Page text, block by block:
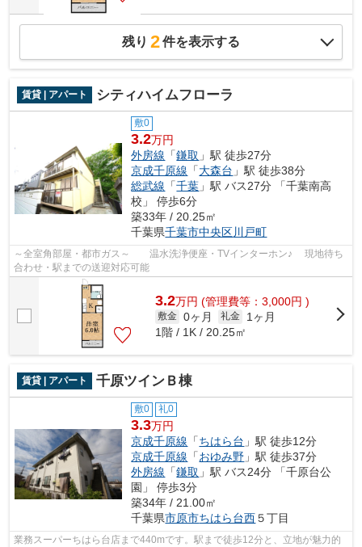
残り 2件を表示する
賃貸 | アパート シティハイムフローラ
敷0
3.2万円
外房線 「鎌取 」駅 徒歩27分
京成千原線 「大森台 」駅 徒歩38分
総武線 「千葉 」駅 バス27分 「千葉南高
校」 停歩6分
築33年 / 20.25㎡
千葉県千葉市中央区川戸町
～全室角部屋・都市ガス～ 温水洗浄便座・TVインターホン♪ 現地待ち
合わせ・駅までの送迎対応可能
3.2万円 (管理費等：3,000円 )
敷金 0ヶ月 礼金
1ヶ月
1階 / 1K / 20.25㎡
賃貸 | アパート 千原ツインＢ棟
敷0 礼0
3.3万円
京成千原線 「ちはら台 」駅 徒歩12分
京成千原線 「おゆみ野 」駅 徒歩37分
外房線 「鎌取 」駅 バス24分 「千原台公
園」 停歩3分
築34年 / 21.00㎡
千葉県市原市ちはら台西５丁目
業務スーパーちはら台店まで440mです。駅まで徒歩12分と、立地が魅力的